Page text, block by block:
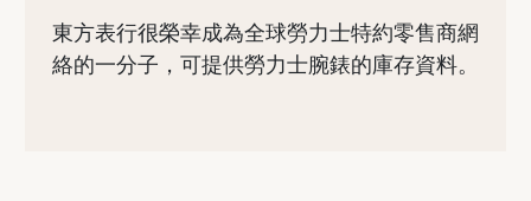
東方表行很榮幸成為全球勞力士特約零售商網
絡的一分子，可提供勞力士腕錶的庫存資料。